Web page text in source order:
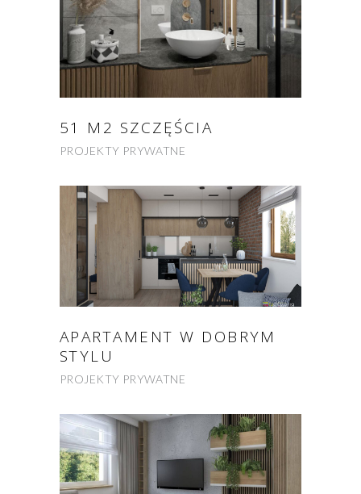
51 M2 SZCZĘŚCIA
PROJEKTY PRYWATNE
APARTAMENT W DOBRYM
STYLU
PROJEKTY PRYWATNE